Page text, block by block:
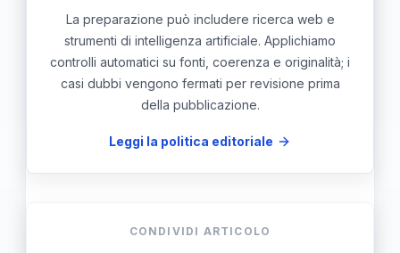
La preparazione può includere ricerca web e
strumenti di intelligenza artificiale. Applichiamo
controlli automatici su fonti, coerenza e originalità; i
casi dubbi vengono fermati per revisione prima
della pubblicazione.
Leggi la politica editoriale
CONDIVIDI ARTICOLO